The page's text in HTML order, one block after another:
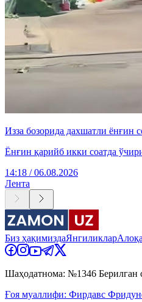
Изза бозорида дахшатли ёнғин
Ёнғин қарийб икки соатда
14:18 / 06.08.2026
Лента
Биз ҳақимиздаЯнгиликлар
Шаҳодатнома: №1346 Берилган
Ғоя муаллифи: Фирдавс